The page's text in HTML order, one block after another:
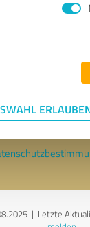
Nachricht
| Letzte